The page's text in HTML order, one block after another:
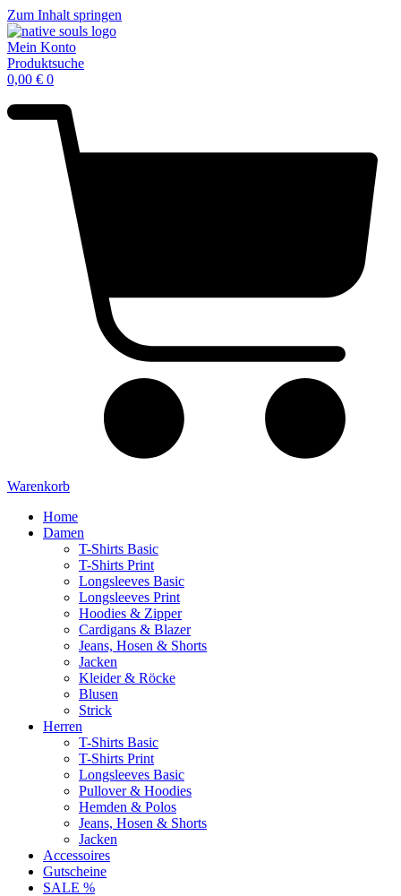
Zum Inhalt springen
Mein Konto
Produktsuche
0,00 € 0
Warenkorb
Home
Damen
T-Shirts Basic
T-Shirts Print
Longsleeves Basic
Longsleeves Print
Hoodies & Zipper
Cardigans & Blazer
Jeans, Hosen & Shorts
Jacken
Kleider & Röcke
Blusen
Strick
Herren
T-Shirts Basic
T-Shirts Print
Longsleeves Basic
Pullover & Hoodies
Hemden & Polos
Jeans, Hosen & Shorts
Jacken
Accessoires
Gutscheine
SALE %